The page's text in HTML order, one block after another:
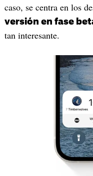
caso, se centra en los
versión en fase
tan interesante.